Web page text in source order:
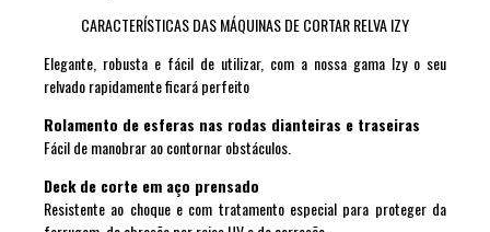
CARACTERÍSTICAS DAS MÁQUINAS DE CORTAR RELVA IZY
Elegante, robusta e fácil de utilizar, com a nossa gama Izy o seu
relvado rapidamente ficará perfeito
Rolamento de esferas nas rodas dianteiras e traseiras
Fácil de manobrar ao contornar obstáculos.
Deck de corte em aço prensado
Resistente ao choque e com tratamento especial para proteger da